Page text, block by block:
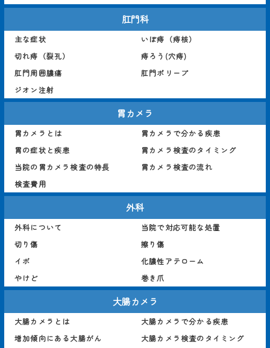
肛門科
主な症状
いぼ痔（痔核）
切れ痔（裂孔）
痔ろう(穴痔)
肛門周囲膿瘍
肛門ポリープ
ジオン注射
胃カメラ
胃カメラとは
胃カメラで分かる疾患
胃の症状と疾患
胃カメラ検査のタイミング
当院の胃カメラ検査の特長
胃カメラ検査の流れ
検査費用
外科
外科について
当院で対応可能な処置
切り傷
擦り傷
イボ
化膿性アテローム
やけど
巻き爪
大腸カメラ
大腸カメラとは
大腸カメラで分かる疾患
増加傾向にある大腸がん
大腸カメラ検査のタイミング